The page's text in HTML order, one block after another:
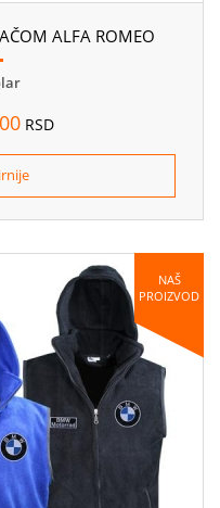
ALFA ROMEO
RSD
NAŠ
PROIZVOD